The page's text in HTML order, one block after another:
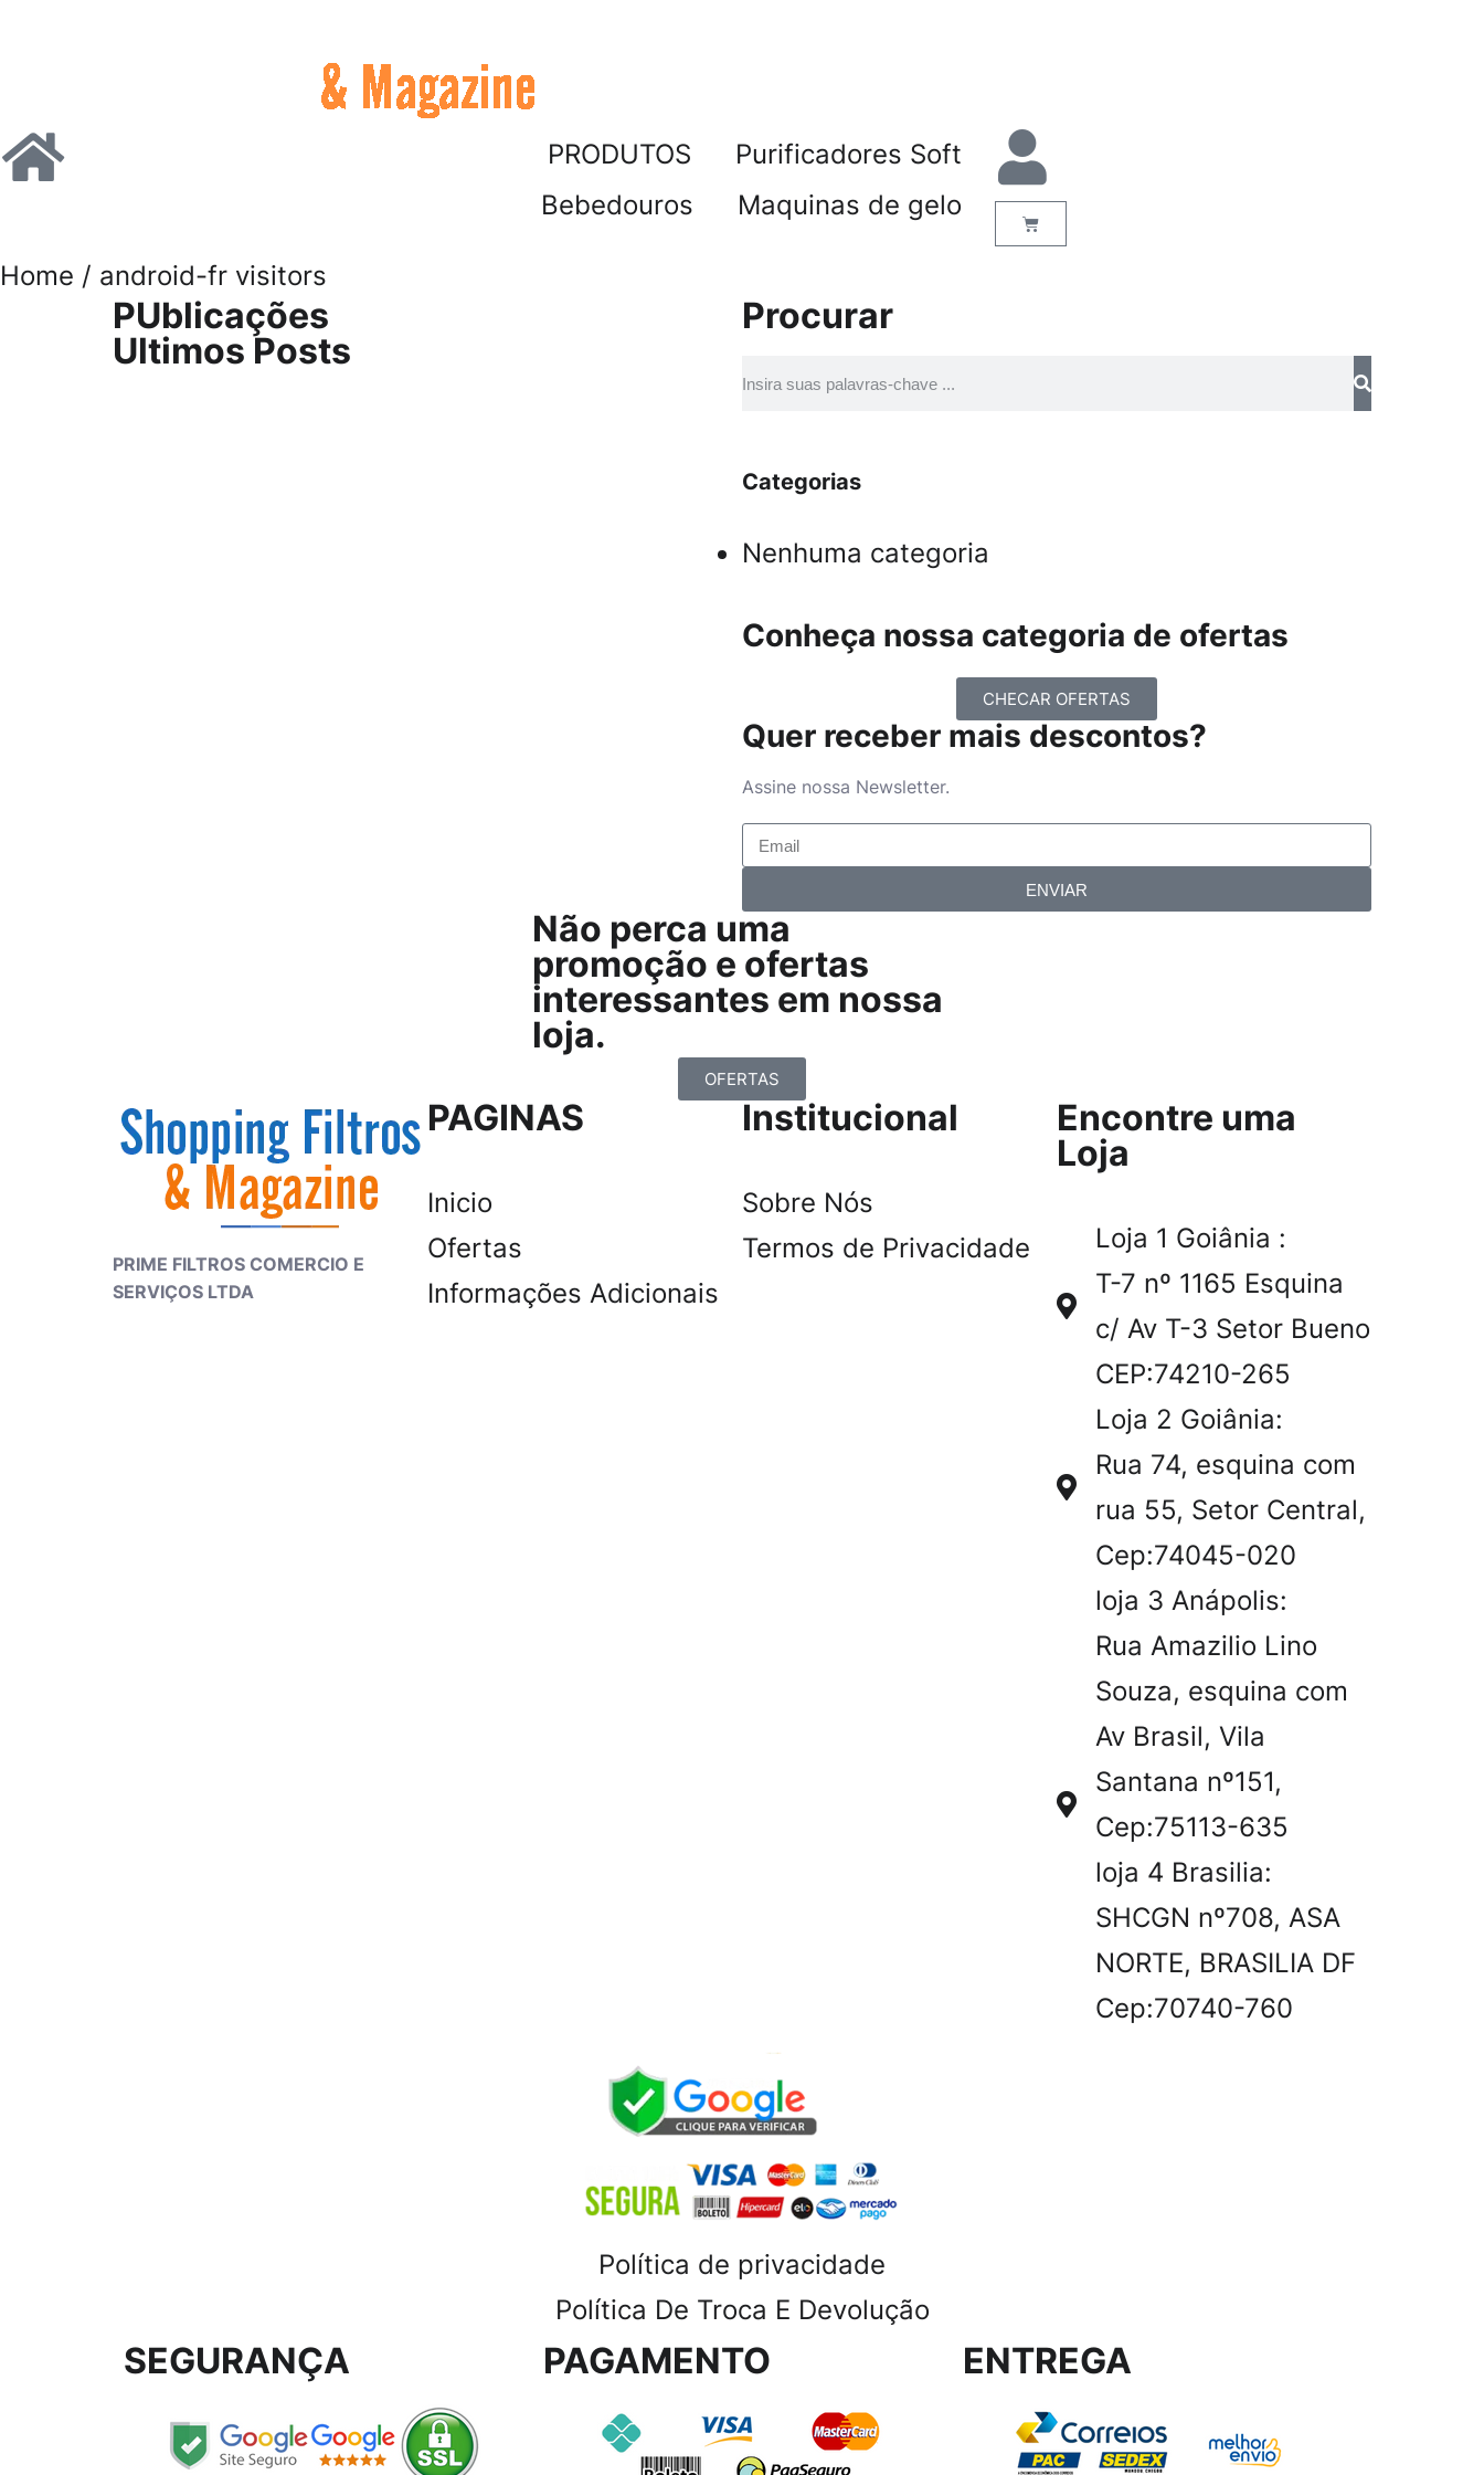
PRODUTOS
Purificadores Soft
Bebedouros
Maquinas de gelo
Home / android-fr visitors
PUblicações
Ultimos Posts
Procurar
Categorias
Nenhuma categoria
Conheça nossa categoria de ofertas
CHECAR OFERTAS
Quer receber mais descontos?
Assine nossa Newsletter.
ENVIAR
Não perca uma
promoção e ofertas
interessantes em nossa
loja.
OFERTAS
PRIME FILTROS COMERCIO E
SERVIÇOS LTDA
PAGINAS
Inicio
Ofertas
Informações Adicionais
Institucional
Sobre Nós
Termos de Privacidade
Encontre uma
Loja
Loja 1 Goiânia :
T-7 nº 1165 Esquina
c/ Av T-3 Setor Bueno
CEP:74210-265
Loja 2 Goiânia:
Rua 74, esquina com
rua 55, Setor Central,
Cep:74045-020
loja 3 Anápolis:
Rua Amazilio Lino
Souza, esquina com
Av Brasil, Vila
Santana nº151,
Cep:75113-635
loja 4 Brasilia:
SHCGN nº708, ASA
NORTE, BRASILIA DF
Cep:70740-760
Política de privacidade
Política De Troca E Devolução
SEGURANÇA PAGAMENTO ENTREGA